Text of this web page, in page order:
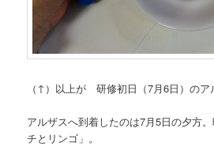
（↑）以上が 研修初日（7月6日）の
アルザスへ到着したのは7月5日の夕方
チとリンゴ」。